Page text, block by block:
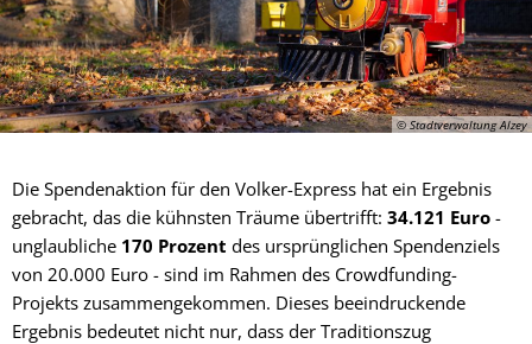
© Stadtverwaltung Alzey
Die Spendenaktion für den Volker-Express hat ein Ergebnis
gebracht, das die kühnsten Träume übertrifft: 34.121 Euro -
unglaubliche 170 Prozent des ursprünglichen Spendenziels
von 20.000 Euro - sind im Rahmen des Crowdfunding-
Projekts zusammengekommen. Dieses beeindruckende
Ergebnis bedeutet nicht nur, dass der Traditionszug